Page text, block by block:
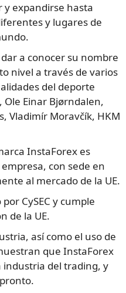
y expandirse hasta
y lugares de
a conocer su nombre
nivel a través de varios
del deporte
Einar Bjørndalen,
Vladimír Moravčík, HKM
InstaForex es
con sede en
al mercado de la UE.
CySEC y cumple
de la UE.
así como el uso de
que InstaForex
industria del trading, y